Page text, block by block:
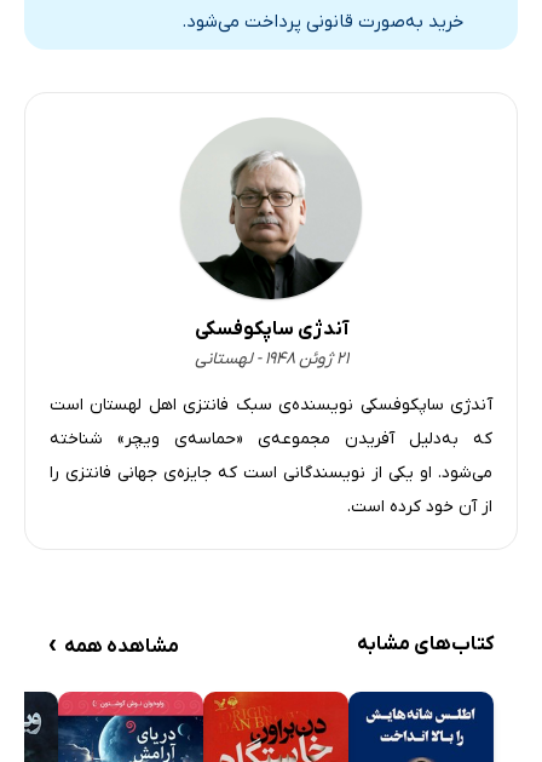
خرید به‌صورت قانونی پرداخت می‌شود.
آندژی ساپکوفسکی
۲۱ ژوئن ۱۹۴۸ - لهستانی
آندژی ساپکوفسکی نویسنده‌ی سبک فانتزی اهل لهستان است
که به‌دلیل آفریدن مجموعه‌ی «حماسه‌ی ویچر» شناخته
می‌شود. او یکی از نویسندگانی است که جایزه‌ی جهانی فانتزی را
از آن خود کرده است.
کتاب‌های مشابه مشاهده همه ›